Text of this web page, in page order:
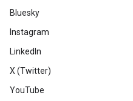
Bluesky
Instagram
LinkedIn
X (Twitter)
YouTube